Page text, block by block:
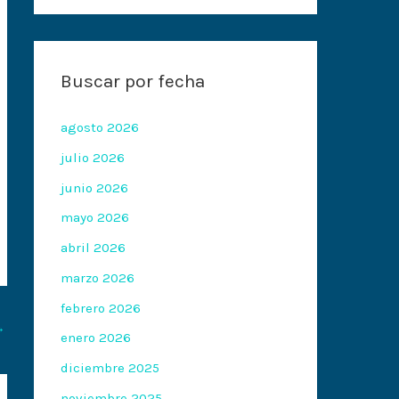
Buscar por fecha
agosto 2026
julio 2026
junio 2026
mayo 2026
abril 2026
marzo 2026
febrero 2026
enero 2026
diciembre 2025